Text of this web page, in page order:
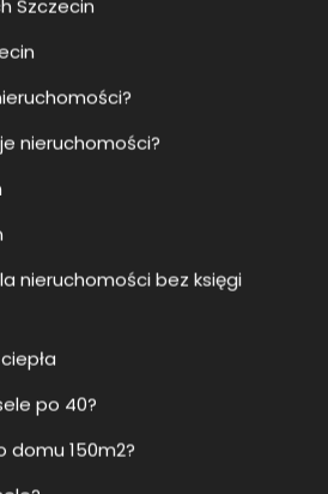
nieruchomości?
nieruchomości bez księgi
po 40?
domu 150m2?